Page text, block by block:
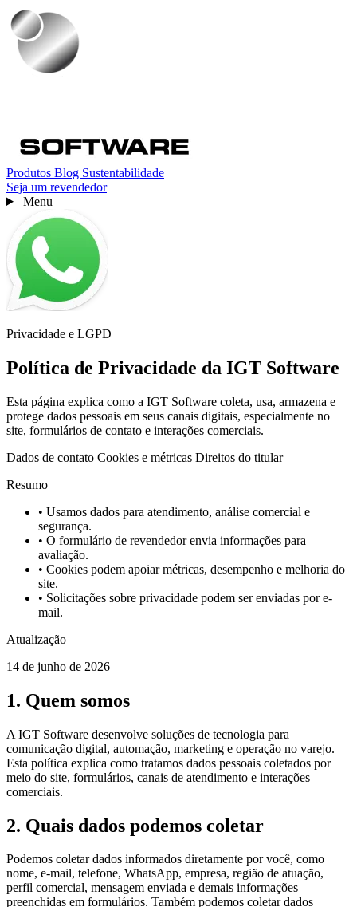
Produtos Blog Sustentabilidade
Seja um revendedor
Menu
Privacidade e LGPD
Política de Privacidade da IGT Software
Esta página explica como a IGT Software coleta, usa, armazena e
protege dados pessoais em seus canais digitais, especialmente no
site, formulários de contato e interações comerciais.
Dados de contato Cookies e métricas Direitos do titular
Resumo
• Usamos dados para atendimento, análise comercial e
segurança.
• O formulário de revendedor envia informações para
avaliação.
• Cookies podem apoiar métricas, desempenho e melhoria do
site.
• Solicitações sobre privacidade podem ser enviadas por e-
mail.
Atualização
14 de junho de 2026
1. Quem somos
A IGT Software desenvolve soluções de tecnologia para
comunicação digital, automação, marketing e operação no varejo.
Esta política explica como tratamos dados pessoais coletados por
meio do site, formulários, canais de atendimento e interações
comerciais.
2. Quais dados podemos coletar
Podemos coletar dados informados diretamente por você, como
nome, e-mail, telefone, WhatsApp, empresa, região de atuação,
perfil comercial, mensagem enviada e demais informações
preenchidas em formulários. Também podemos coletar dados